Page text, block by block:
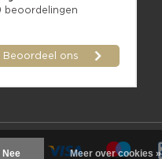
Nee Meer over cookies »